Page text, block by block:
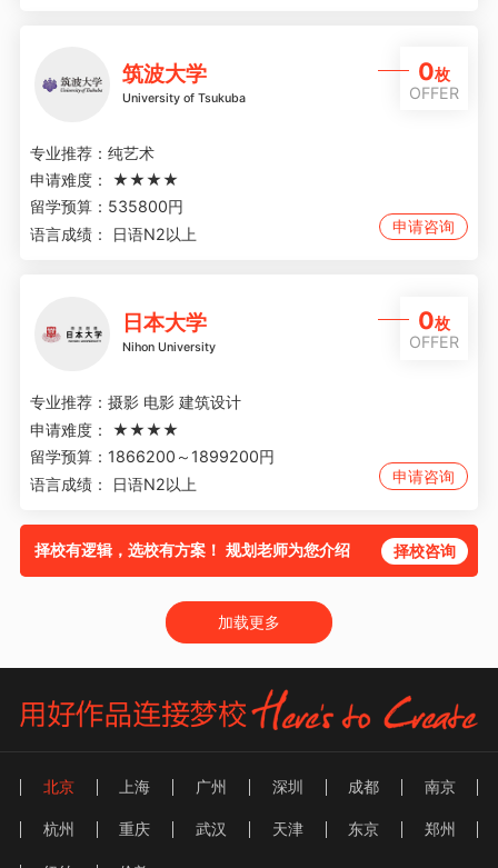
筑波大学
University of Tsukuba
0枚
OFFER
专业推荐： 纯艺术
申请难度：
★★★★
留学预算： 535800円
语言成绩：
日语N2以上 申请咨询
日本大学
Nihon University
0枚
OFFER
专业推荐： 摄影 电影 建筑设计
申请难度：
★★★★
留学预算： 1866200～1899200円
语言成绩：
日语N2以上 申请咨询
择校有逻辑，选校有方案！ 规划老师为您介绍 择校咨询
加载更多
北京 上海 广州 深圳 成都 南京
杭州 重庆 武汉 天津 东京 郑州